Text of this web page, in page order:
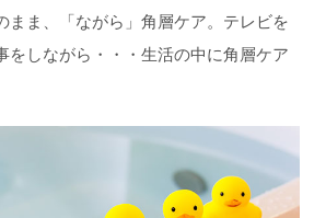
まま、「ながら」角層ケア。テレビを
をしながら・・・生活の中に角層ケア